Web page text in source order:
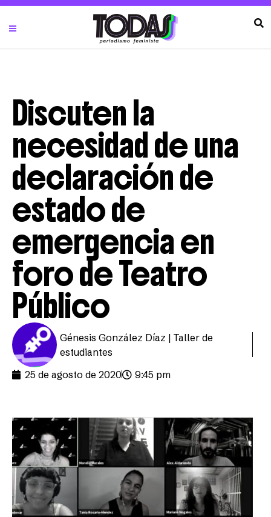
Discuten la
necesidad de una
declaración de
estado de
emergencia en
foro de Teatro
Público
Génesis González Díaz | Taller de
estudiantes
25 de agosto de 2020
9:45 pm